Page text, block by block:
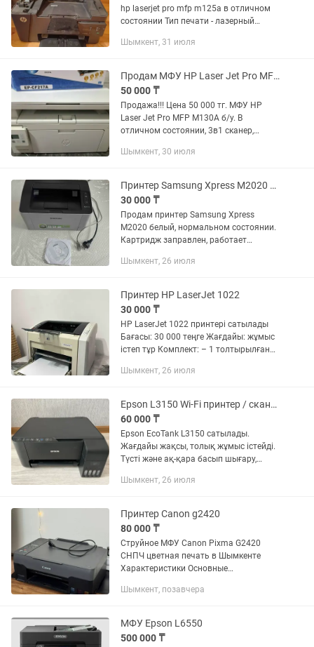
hp laserjet pro mfp m125a в отличном
состоянии Тип печати - лазерный
Разрешение сканера - 1200 dpi
Шымкент, 31 июля
Продам МФУ HP Laser Jet Pro MFP M130A (идеал)
50 000 ₸
Продажа!!! Цена 50 000 тг. МФУ HP
Laser Jet Pro MFP M130А б/у. В
отличном состоянии, 3в1 сканер,
кабеля, Новый картридж в подарок.
Шымкент, 30 июля
Принтер Samsung Xpress M2020 белый
30 000 ₸
Продам принтер Samsung Xpress
M2020 белый, нормальном состоянии.
Картридж заправлен, работает
мошенникам не беспокоить!
Шымкент, 26 июля
Принтер HP LaserJet 1022
30 000 ₸
HP LaserJet 1022 принтері сатылады
Бағасы: 30 000 теңге Жағдайы: жұмыс
істеп тұр Комплект: – 1 толтырылған
Лазерлік принтер, жылдам және
Шымкент, 26 июля
Epson L3150 Wi-Fi принтер / сканер / ксерокс
60 000 ₸
Epson EcoTank L3150 сатылады.
Жағдайы жақсы, толық жұмыс істейді.
Түсті және ақ-қара басып шығару,
бар. Wi-Fi арқылы телефоннан және
Шымкент, 26 июля
Принтер Canon g2420
80 000 ₸
Струйное МФУ Canon Pixma G2420
СНПЧ цветная печать в Шымкенте
Характеристики Основные
Технология печати Скорость ч/б
Двухсторонняя...
Шымкент, позавчера
МФУ Epson L6550
500 000 ₸